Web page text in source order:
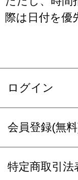
際は日付を優
ログイン
会員登録(無
特定商取引法